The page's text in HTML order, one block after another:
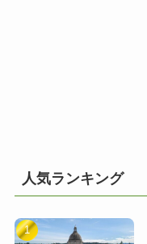
人気ランキング